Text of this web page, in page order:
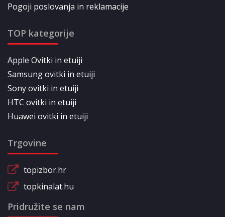
Pogoji poslovanja in reklamacije
TOP kategorije
Apple Ovitki in etuiji
Samsung ovitki in etuiji
Sony ovitki in etuiji
HTC ovitki in etuiji
Huawei ovitki in etuiji
Trgovine
topizbor.hr
topkinalat.hu
Pridružite se nam